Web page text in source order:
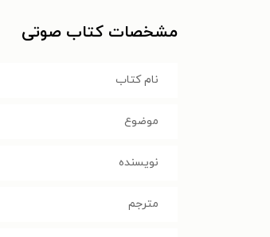
مشخصات کتاب صوتی
نام کتاب
موضوع
نویسنده
مترجم